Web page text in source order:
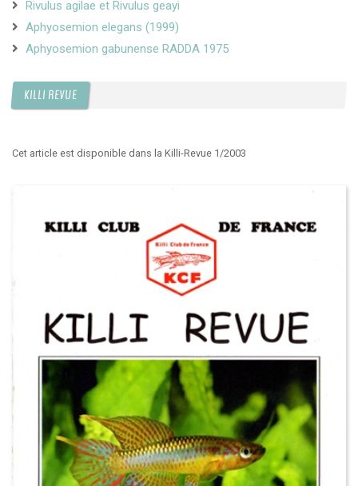
Rivulus agilae et Rivulus geayi
Aphyosemion elegans (1999)
Aphyosemion gabunense RADDA 1975
KILLI REVUE
Cet article est disponible dans la Killi-Revue 1/2003